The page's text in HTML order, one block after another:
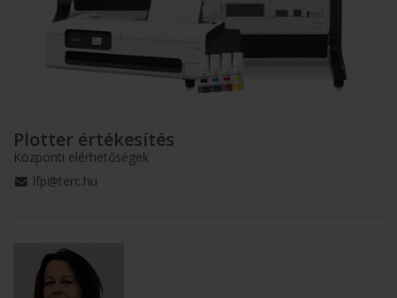
Plotter értékesítés
Központi elérhetőségek
lfp@terc.hu